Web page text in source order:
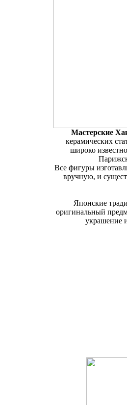
Мастерские
керамических
широко
Все фигуры
вручную, и
Японские
оригинальный
украшение